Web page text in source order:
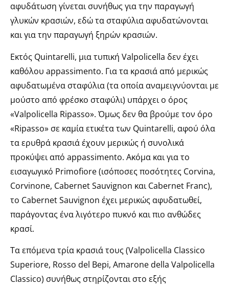
αφυδάτωση γίνεται συνήθως για την παραγωγή
γλυκών κρασιών, εδώ τα σταφύλια αφυδατώνονται
και για την παραγωγή ξηρών κρασιών.
Εκτός Quintarelli, μια τυπική Valpolicella δεν έχει
καθόλου appassimento. Για τα κρασιά από μερικώς
αφυδατωμένα σταφύλια (τα οποία αναμειγνύονται με
μούστο από φρέσκο σταφύλι) υπάρχει ο όρος
«Valpolicella Ripasso». Όμως δεν θα βρούμε τον όρο
«Ripasso» σε καμία ετικέτα των Quintarelli, αφού όλα
τα ερυθρά κρασιά έχουν μερικώς ή συνολικά
προκύψει από appassimento. Ακόμα και για το
εισαγωγικό Primofiore (ισόποσες ποσότητες Corvina,
Corvinone, Cabernet Sauvignon και Cabernet Franc),
το Cabernet Sauvignon έχει μερικώς αφυδατωθεί,
παράγοντας ένα λιγότερο πυκνό και πιο ανθώδες
κρασί.
Τα επόμενα τρία κρασιά τους (Valpolicella Classico
Superiore, Rosso del Bepi, Amarone della Valpolicella
Classico) συνήθως στηρίζονται στο εξής